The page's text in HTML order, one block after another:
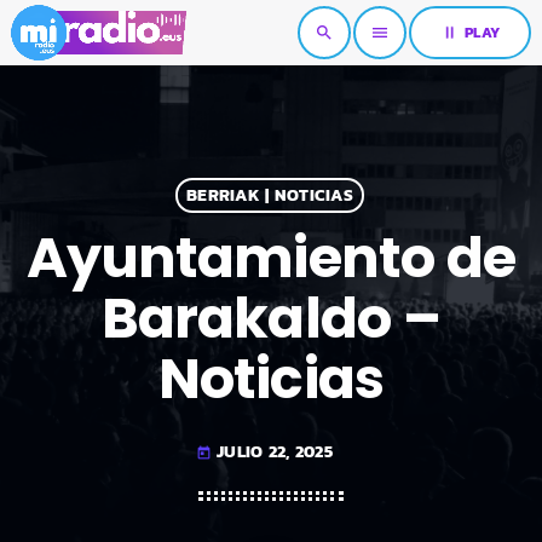
search menu pause PLAY
BERRIAK | NOTICIAS
Ayuntamiento de
Barakaldo –
Noticias
today JULIO 22, 2025